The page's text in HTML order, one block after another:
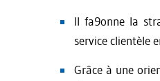
Il fa9onne la
service clientèle
Grâce à une